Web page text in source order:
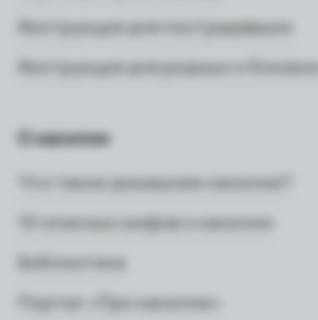
Инструкция для пострадавших
Инструкция для родных и близких
О насилии
Что такое домашнее насилие?
10 опасных мифов о насилии
Библиотека
Портал «Про насилие»